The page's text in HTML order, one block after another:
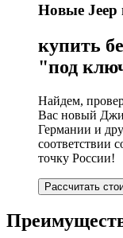
Новые Jeep
купить
"под
Найдем,
Вас новый
Германии и
соответствии
точку России!
Рассчитать